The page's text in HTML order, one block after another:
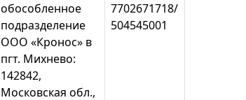
обособленное
подразделение
ООО «Кронос» в
пгт. Михнево:
142842,
Московская обл.,
7702671718/
504545001